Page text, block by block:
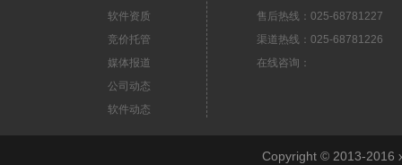
软件资质
竞价托管
媒体报道
公司动态
软件动态
售后热线：025-68781227
渠道热线：025-68781226
在线咨询：
Copyright © 2013-2016